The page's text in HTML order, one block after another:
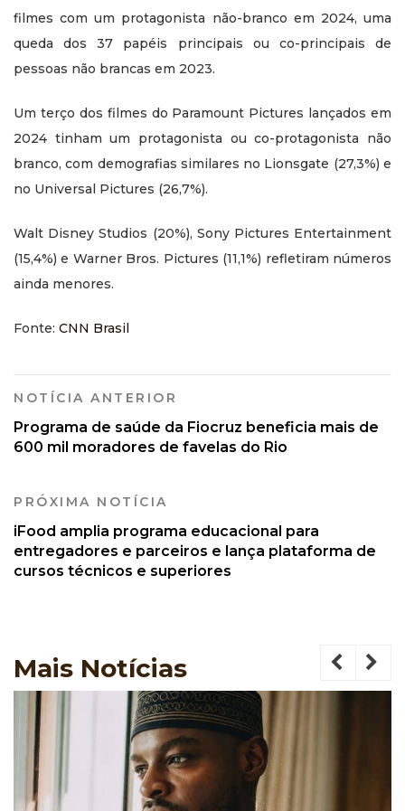
filmes com um protagonista não-branco em 2024, uma
queda dos 37 papéis principais ou co-principais de
pessoas não brancas em 2023.
Um terço dos filmes do Paramount Pictures lançados em
2024 tinham um protagonista ou co-protagonista não
branco, com demografias similares no Lionsgate (27,3%) e
no Universal Pictures (26,7%).
Walt Disney Studios (20%), Sony Pictures Entertainment
(15,4%) e Warner Bros. Pictures (11,1%) refletiram números
ainda menores.
Fonte: CNN Brasil
NOTÍCIA ANTERIOR
Programa de saúde da Fiocruz beneficia mais de
600 mil moradores de favelas do Rio
PRÓXIMA NOTÍCIA
iFood amplia programa educacional para
entregadores e parceiros e lança plataforma de
cursos técnicos e superiores
Mais Notícias